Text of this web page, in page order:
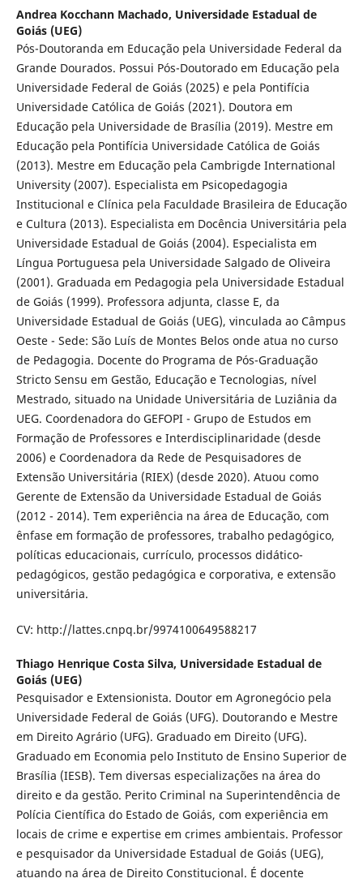
Andrea Kocchann Machado, Universidade Estadual de
Goiás (UEG)
Pós-Doutoranda em Educação pela Universidade Federal da
Grande Dourados. Possui Pós-Doutorado em Educação pela
Universidade Federal de Goiás (2025) e pela Pontifícia
Universidade Católica de Goiás (2021). Doutora em
Educação pela Universidade de Brasília (2019). Mestre em
Educação pela Pontifícia Universidade Católica de Goiás
(2013). Mestre em Educação pela Cambrigde International
University (2007). Especialista em Psicopedagogia
Institucional e Clínica pela Faculdade Brasileira de Educação
e Cultura (2013). Especialista em Docência Universitária pela
Universidade Estadual de Goiás (2004). Especialista em
Língua Portuguesa pela Universidade Salgado de Oliveira
(2001). Graduada em Pedagogia pela Universidade Estadual
de Goiás (1999). Professora adjunta, classe E, da
Universidade Estadual de Goiás (UEG), vinculada ao Câmpus
Oeste - Sede: São Luís de Montes Belos onde atua no curso
de Pedagogia. Docente do Programa de Pós-Graduação
Stricto Sensu em Gestão, Educação e Tecnologias, nível
Mestrado, situado na Unidade Universitária de Luziânia da
UEG. Coordenadora do GEFOPI - Grupo de Estudos em
Formação de Professores e Interdisciplinaridade (desde
2006) e Coordenadora da Rede de Pesquisadores de
Extensão Universitária (RIEX) (desde 2020). Atuou como
Gerente de Extensão da Universidade Estadual de Goiás
(2012 - 2014). Tem experiência na área de Educação, com
ênfase em formação de professores, trabalho pedagógico,
políticas educacionais, currículo, processos didático-
pedagógicos, gestão pedagógica e corporativa, e extensão
universitária.
CV: http://lattes.cnpq.br/9974100649588217
Thiago Henrique Costa Silva, Universidade Estadual de
Goiás (UEG)
Pesquisador e Extensionista. Doutor em Agronegócio pela
Universidade Federal de Goiás (UFG). Doutorando e Mestre
em Direito Agrário (UFG). Graduado em Direito (UFG).
Graduado em Economia pelo Instituto de Ensino Superior de
Brasília (IESB). Tem diversas especializações na área do
direito e da gestão. Perito Criminal na Superintendência de
Polícia Científica do Estado de Goiás, com experiência em
locais de crime e expertise em crimes ambientais. Professor
e pesquisador da Universidade Estadual de Goiás (UEG),
atuando na área de Direito Constitucional. É docente